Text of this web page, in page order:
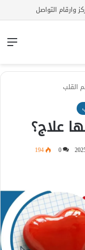
وارقام التواصل
القلب
علاج؟
0
194